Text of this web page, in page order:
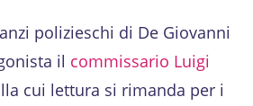
polizieschi di De Giovanni
il commissario Luigi
cui lettura si rimanda per i